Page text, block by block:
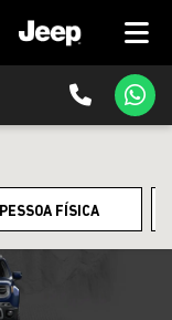
PESSOA FÍSICA